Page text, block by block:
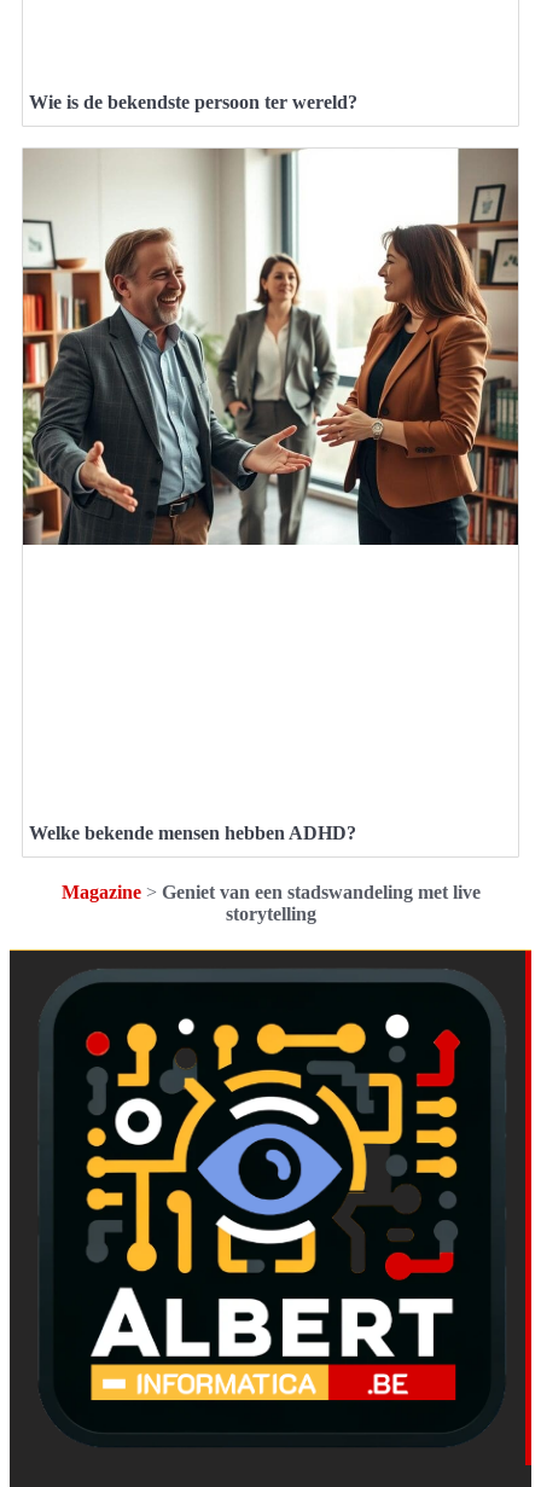
Wie is de bekendste persoon ter wereld?
Welke bekende mensen hebben ADHD?
Magazine> Geniet van een stadswandeling met live
storytelling